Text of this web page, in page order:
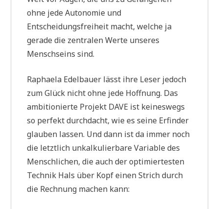
ohne jede Autonomie und
Entscheidungsfreiheit macht, welche ja
gerade die zentralen Werte unseres
Menschseins sind.
Raphaela Edelbauer lässt ihre Leser jedoch
zum Glück nicht ohne jede Hoffnung. Das
ambitionierte Projekt DAVE ist keineswegs
so perfekt durchdacht, wie es seine Erfinder
glauben lassen. Und dann ist da immer noch
die letztlich unkalkulierbare Variable des
Menschlichen, die auch der optimiertesten
Technik Hals über Kopf einen Strich durch
die Rechnung machen kann: